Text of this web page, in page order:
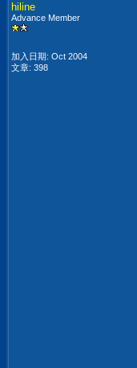
hiline
Advance Member
加入日期: Oct 2004
文章: 398